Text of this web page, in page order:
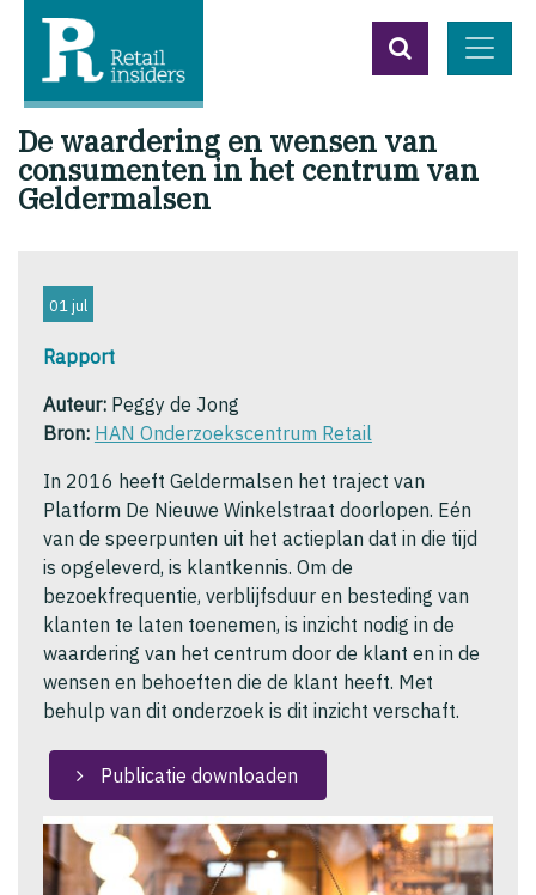
De waardering en wensen van
consumenten in het centrum van
Geldermalsen
01 jul
Rapport
Auteur:Peggy de Jong
Bron: HAN Onderzoekscentrum Retail
In 2016 heeft Geldermalsen het traject van
Platform De Nieuwe Winkelstraat doorlopen. Eén
van de speerpunten uit het actieplan dat in die tijd
is opgeleverd, is klantkennis. Om de
bezoekfrequentie, verblijfsduur en besteding van
klanten te laten toenemen, is inzicht nodig in de
waardering van het centrum door de klant en in de
wensen en behoeften die de klant heeft. Met
behulp van dit onderzoek is dit inzicht verschaft.
Publicatie downloaden